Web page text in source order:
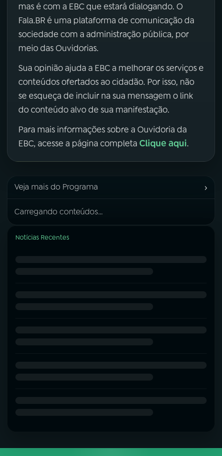
mas é com a EBC que estará dialogando. O
Fala.BR é uma plataforma de comunicação da
sociedade com a administração pública, por
meio das Ouvidorias.
Sua opinião ajuda a EBC a melhorar os serviços e
conteúdos ofertados ao cidadão. Por isso, não
se esqueça de incluir na sua mensagem o link
do conteúdo alvo de sua manifestação.
Para mais informações sobre a Ouvidoria da
EBC, acesse a página completa Clique aqui.
Veja mais do Programa ›
Carregando conteúdos...
Notícias Recentes